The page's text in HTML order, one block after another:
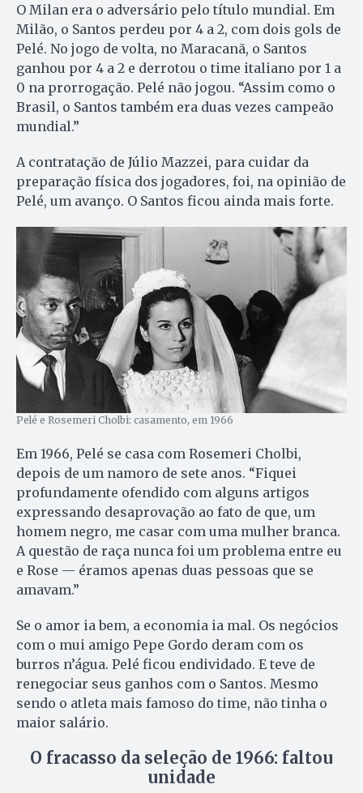
O Milan era o adversário pelo título mundial. Em
Milão, o Santos perdeu por 4 a 2, com dois gols de
Pelé. No jogo de volta, no Maracanã, o Santos
ganhou por 4 a 2 e derrotou o time italiano por 1 a
0 na prorrogação. Pelé não jogou. “Assim como o
Brasil, o Santos também era duas vezes campeão
mundial.”
A contratação de Júlio Mazzei, para cuidar da
preparação física dos jogadores, foi, na opinião de
Pelé, um avanço. O Santos ficou ainda mais forte.
Pelé e Rosemeri Cholbi: casamento, em 1966
Em 1966, Pelé se casa com Rosemeri Cholbi,
depois de um namoro de sete anos. “Fiquei
profundamente ofendido com alguns artigos
expressando desaprovação ao fato de que, um
homem negro, me casar com uma mulher branca.
A questão de raça nunca foi um problema entre eu
e Rose — éramos apenas duas pessoas que se
amavam.”
Se o amor ia bem, a economia ia mal. Os negócios
com o mui amigo Pepe Gordo deram com os
burros n’água. Pelé ficou endividado. E teve de
renegociar seus ganhos com o Santos. Mesmo
sendo o atleta mais famoso do time, não tinha o
maior salário.
O fracasso da seleção de 1966: faltou
unidade